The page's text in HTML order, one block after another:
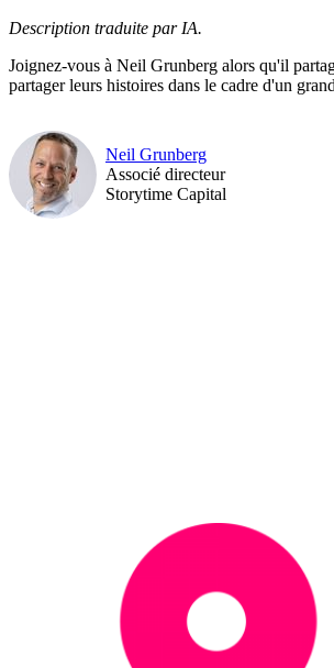
Description traduite par IA.
Joignez-vous à Neil Grunberg alors qu'il
partager leurs histoires dans le cadre d'un
Neil Grunberg
Associé directeur
Storytime Capital